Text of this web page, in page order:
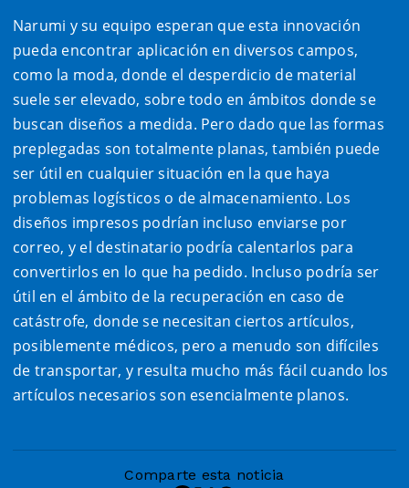
Narumi y su equipo esperan que esta innovación
pueda encontrar aplicación en diversos campos,
como la moda, donde el desperdicio de material
suele ser elevado, sobre todo en ámbitos donde se
buscan diseños a medida. Pero dado que las formas
preplegadas son totalmente planas, también puede
ser útil en cualquier situación en la que haya
problemas logísticos o de almacenamiento. Los
diseños impresos podrían incluso enviarse por
correo, y el destinatario podría calentarlos para
convertirlos en lo que ha pedido. Incluso podría ser
útil en el ámbito de la recuperación en caso de
catástrofe, donde se necesitan ciertos artículos,
posiblemente médicos, pero a menudo son difíciles
de transportar, y resulta mucho más fácil cuando los
artículos necesarios son esencialmente planos.
Comparte esta noticia